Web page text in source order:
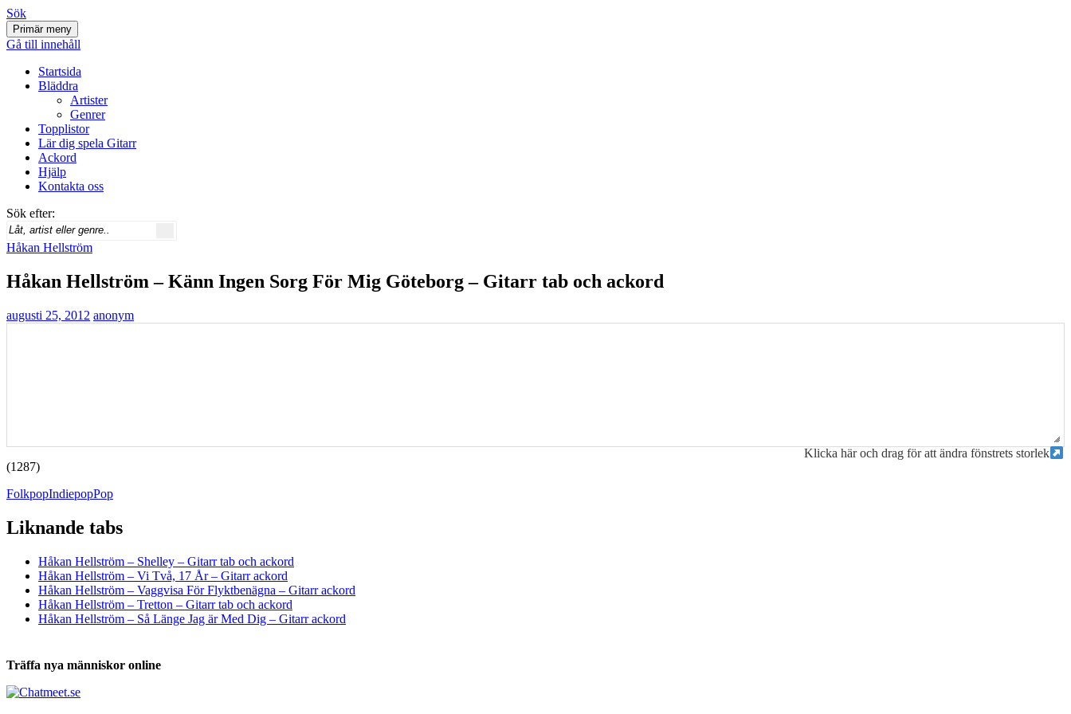
Svenskatabs.se
Sök
Primär meny
Gå till innehåll
Startsida
Bläddra
Artister
Genrer
Topplistor
Lär dig spela Gitarr
Ackord
Hjälp
Kontakta oss
Sök efter:
Håkan Hellström
Håkan Hellström – Känn Ingen Sorg För Mig Göteborg – Gitarr tab och ackord
augusti 25, 2012 anonym
Klicka här och drag för att ändra fönstrets storlek
(1287)
FolkpopIndiepopPop
Liknande tabs
Håkan Hellström – Shelley – Gitarr tab och ackord
Håkan Hellström – Vi Två, 17 År – Gitarr ackord
Håkan Hellström – Vaggvisa För Flyktbenägna – Gitarr ackord
Håkan Hellström – Tretton – Gitarr tab och ackord
Håkan Hellström – Så Länge Jag är Med Dig – Gitarr ackord
Träffa nya människor online